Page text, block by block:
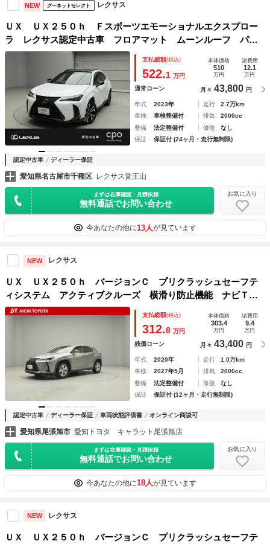
NEW グーネットセレクト レクサス
ＵＸ ＵＸ２５０ｈ Ｆスポーツエモーショナルエクスプロー
ラ レクサス認定中古車 フロアマット ムーンルーフ パノ
ラミックビューモニター ヘッドアップディスプレイ パノラ
マルーフ フロントシートエアコン 三眼フルＬＥＤヘッドラ
ンプ ブラインドスポットモニター
支払総額(税込)
522.1 万円
本体価格
510
万円
諸費用
12.1
万円
通常ローン 月々 43,800 円
年式 2023年 走行
2.7万km
車検
車検整備付 排気
2000cc
整備
法定整備付 修復
なし
保証
保証付 (24ヶ月・走行無制限)
認定中古車 ディーラー保証
愛知県名古屋市千種区 レクサス覚王山
まずは在庫確認・見積依頼
無料通話でお問い合わせ
お気に入り
今あなたの他に13人が見ています
NEW レクサス
ＵＸ ＵＸ２５０ｈ バージョンＣ プリクラッシュセーフテ
ィシステム アクティブクルーズ 横滑り防止機能 ナビＴ
Ｖ 地デジＴＶ オートエアコン ＬＥＤヘッドライト ＤＶ
Ｄ キーレス アルミ 盗難防止装置 ミュージックプレイヤ
支払総額(税込)
312.8 万円
本体価格
303.4
万円
諸費用
9.4
万円
残価ローン 月々 43,400 円
年式 2020年 走行
1.0万km
車検
2027年5月 排気
2000cc
整備
法定整備付 修復
なし
保証
保証付 (12ヶ月・走行無制限)
認定中古車 ディーラー保証 車両状態評価書 オンライン商談可
愛知県尾張旭市 愛知トヨタ キャラット尾張旭店
まずは在庫確認・見積依頼
無料通話でお問い合わせ
お気に入り
今あなたの他に18人が見ています
NEW レクサス
ＵＸ ＵＸ２５０ｈ バージョンＣ プリクラッシュセーフテ